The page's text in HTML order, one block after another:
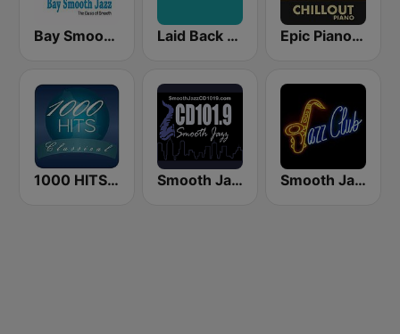
Bay Smooth Jazz Laid Back Jazz Epic Piano - CHILLOUT PIANO
1000 HITS Classical Music Smooth Jazz CD 101.9 FM Smooth Jazz Tri-Cities WA